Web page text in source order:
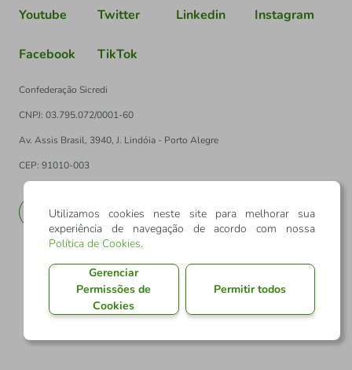
Youtube Twitter Linkedin Instagram
Facebook TikTok
Confederação Sicredi
CNPJ: 03.795.072/0001-60
Av. Assis Brasil, 3940, J. Lindóia - Porto Alegre
CEP: 91010-003
EN
Utilizamos cookies neste site para melhorar sua
experiência de navegação de acordo com nossa
Política de Cookies.
Gerenciar
Permissões de
Cookies
Permitir todos